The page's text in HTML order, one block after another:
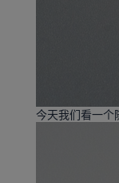
今天我们看一个